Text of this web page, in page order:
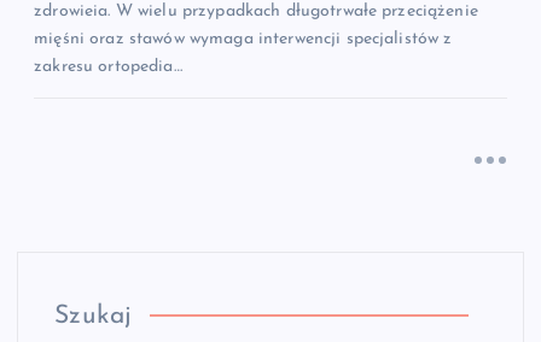
zdrowieia. W wielu przypadkach długotrwałe przeciążenie
mięśni oraz stawów wymaga interwencji specjalistów z
zakresu ortopedia…
Szukaj